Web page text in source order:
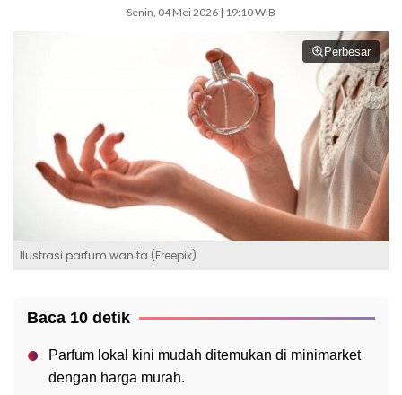
Senin, 04 Mei 2026 | 19:10 WIB
Perbesar
Ilustrasi parfum wanita (Freepik)
Baca 10 detik
Parfum lokal kini mudah ditemukan di minimarket
dengan harga murah.